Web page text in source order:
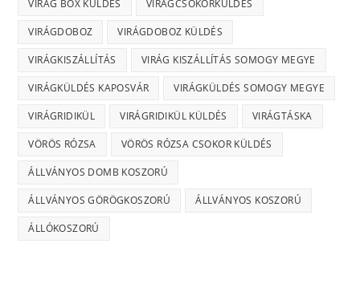
VIRÁG BOX KÜLDÉS VIRÁGCSOKORKÜLDÉS
VIRÁGDOBOZ VIRÁGDOBOZ KÜLDÉS
VIRÁGKISZÁLLÍTÁS VIRÁG KISZÁLLÍTÁS SOMOGY MEGYE
VIRÁGKÜLDÉS KAPOSVÁR VIRÁGKÜLDÉS SOMOGY MEGYE
VIRÁGRIDIKÜL VIRÁGRIDIKÜL KÜLDÉS VIRÁGTÁSKA
VÖRÖS RÓZSA VÖRÖS RÓZSA CSOKOR KÜLDÉS
ÁLLVÁNYOS DOMB KOSZORÚ
ÁLLVÁNYOS GÖRÖGKOSZORÚ ÁLLVÁNYOS KOSZORÚ
ÁLLÓKOSZORÚ